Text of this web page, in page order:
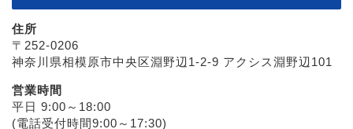
住所
〒252-0206
神奈川県相模原市中央区淵野辺1-2-9 アクシス淵野辺101
営業時間
平日 9:00～18:00
(電話受付時間9:00～17:30)